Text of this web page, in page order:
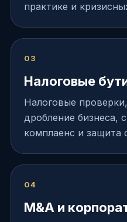
практике и
03
Налоговые
Налоговые
дробление бизнеса,
комплаенс и защита
04
M&A и